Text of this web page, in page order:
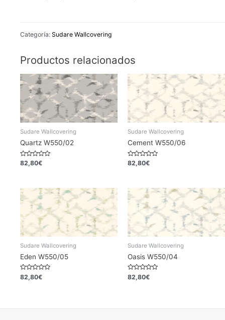
Categoría: Sudare Wallcovering
Productos relacionados
Sudare Wallcovering
Quartz W550/02
Valorado
82,80€
Sudare Wallcovering
Cement W550/06
Valorado
82,80€
Sudare Wallcovering
Eden W550/05
Valorado
en
82,80€
Sudare Wallcovering
Oasis W550/04
Valorado
en
82,80€